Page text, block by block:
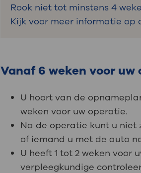
Rook niet tot minstens 4
Kijk voor meer informatie op
Vanaf 6 weken voor uw
U hoort van de
weken voor uw operatie.
Na de operatie kunt u niet
of iemand u met de auto
U heeft 1 tot 2 weken
verpleegkundige